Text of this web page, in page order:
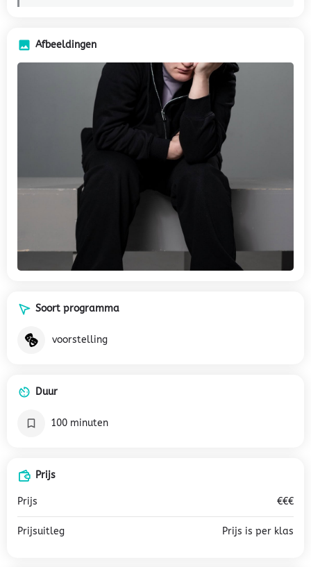
Afbeeldingen
Soort programma
voorstelling
Duur
100 minuten
Prijs
Prijs €€€
Prijsuitleg Prijs is per klas